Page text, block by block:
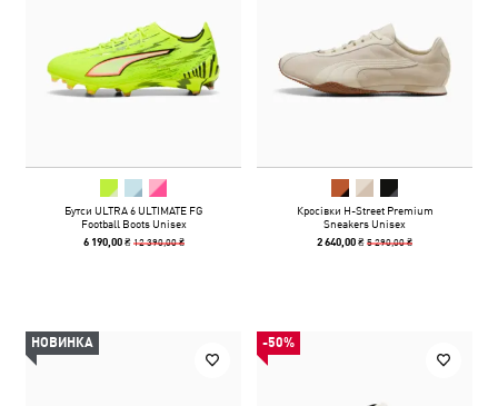
Бутси ULTRA 6 ULTIMATE FG
Football Boots Unisex
6 190,00 ₴ 12 390,00 ₴
Кросівки H-Street Premium
Sneakers Unisex
2 640,00 ₴5 290,00 ₴
НОВИНКА -50%